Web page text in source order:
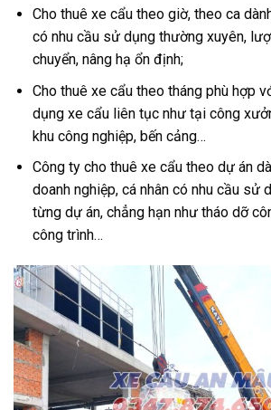
Cho thuê xe cẩu theo giờ, theo ca
có nhu cầu sử dụng thường xuyên,
chuyển, nâng hạ ổn định;
Cho thuê xe cẩu theo tháng phù hợp
dụng xe cẩu liên tục như tại công
khu công nghiệp, bến cảng…
Công ty cho thuê xe cẩu theo dự án
doanh nghiệp, cá nhân có nhu cầu sử
từng dự án, chẳng hạn như tháo dỡ
công trình…